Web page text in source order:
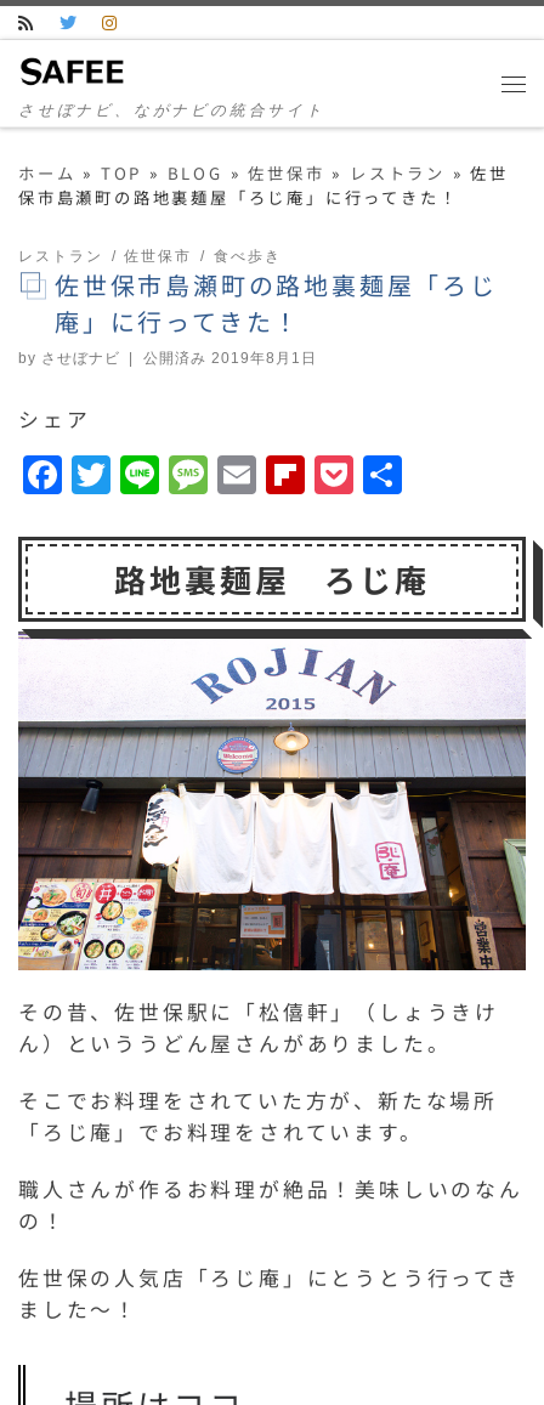
コンテンツへスキップ
させぼナビ、ながナビの統合サイト
ホーム » TOP » BLOG » 佐世保市 » レストラン » 佐世
保市島瀬町の路地裏麺屋「ろじ庵」に行ってきた！
レストラン 佐世保市 食べ歩き
佐世保市島瀬町の路地裏麺屋「ろじ
庵」に行ってきた！
by させぼナビ | 公開済み 2019年8月1日
シェア
F
c
b
o
o
k
T
it
t
e
Li
e
M
s
s
a
g
e
E
a
il
F
p
b
o
a
r
d
P
c
k
e
t
路地裏麺屋 ろじ庵
その昔、佐世保駅に「松僖軒」（しょうきけ
ん）といううどん屋さんがありました。
そこでお料理をされていた方が、新たな場所
「ろじ庵」でお料理をされています。
職人さんが作るお料理が絶品！美味しいのなん
の！
佐世保の人気店「ろじ庵」にとうとう行ってき
ました〜！